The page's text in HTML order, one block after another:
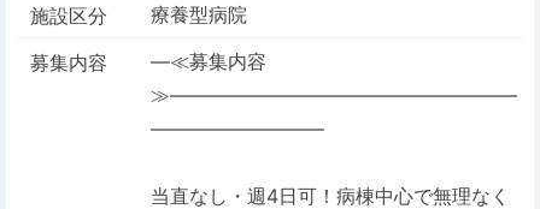
施設区分
療養型病院
募集内容
―≪募集内容
≫――――――――――――――――――
―――――――――
当直なし・週4日可！病棟中心で無理なく